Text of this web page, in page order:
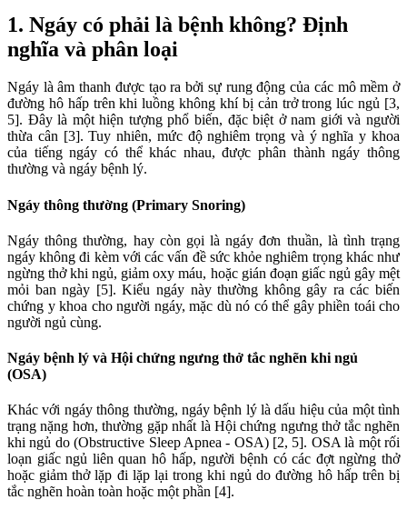
1. Ngáy có phải là bệnh không? Định
nghĩa và phân loại
Ngáy là âm thanh được tạo ra bởi sự rung động của các mô mềm ở
đường hô hấp trên khi luồng không khí bị cản trở trong lúc ngủ [3,
5]. Đây là một hiện tượng phổ biến, đặc biệt ở nam giới và người
thừa cân [3]. Tuy nhiên, mức độ nghiêm trọng và ý nghĩa y khoa
của tiếng ngáy có thể khác nhau, được phân thành ngáy thông
thường và ngáy bệnh lý.
Ngáy thông thường (Primary Snoring)
Ngáy thông thường, hay còn gọi là ngáy đơn thuần, là tình trạng
ngáy không đi kèm với các vấn đề sức khỏe nghiêm trọng khác như
ngừng thở khi ngủ, giảm oxy máu, hoặc gián đoạn giấc ngủ gây mệt
mỏi ban ngày [5]. Kiểu ngáy này thường không gây ra các biến
chứng y khoa cho người ngáy, mặc dù nó có thể gây phiền toái cho
người ngủ cùng.
Ngáy bệnh lý và Hội chứng ngưng thở tắc nghẽn khi ngủ
(OSA)
Khác với ngáy thông thường, ngáy bệnh lý là dấu hiệu của một tình
trạng nặng hơn, thường gặp nhất là Hội chứng ngưng thở tắc nghẽn
khi ngủ do (Obstructive Sleep Apnea - OSA) [2, 5]. OSA là một rối
loạn giấc ngủ liên quan hô hấp, người bệnh có các đợt ngừng thở
hoặc giảm thở lặp đi lặp lại trong khi ngủ do đường hô hấp trên bị
tắc nghẽn hoàn toàn hoặc một phần [4].